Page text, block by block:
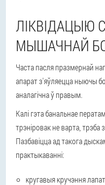
ЛІКВІДАЦЫЮ
МЫШАЧНАЙ
Часта пасля празмернай
апарат з'яўляецца ныючы
аналагічна ў правым.
Калі гэта банальнае
трэніровак не варта, трэба
Пазбавіцца ад такога
практыкаванні:
кругавыя кручэння